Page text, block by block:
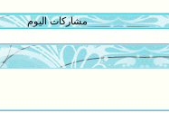
مشاركات اليوم